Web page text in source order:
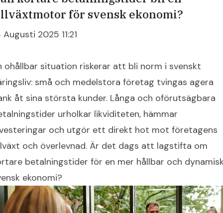
för svensk ekonomi?
Augusti 2025 11:21
ohållbar situation riskerar att bli norm i svenskt
små och medelstora företag tvingas agera
åt sina största kunder. Långa och oförutsägbara
urholkar likviditeten, hämmar
och utgör ett direkt hot mot företagens
och överlevnad. Är det dags att lagstifta om
betalningstider för en mer hållbar och
ekonomi?